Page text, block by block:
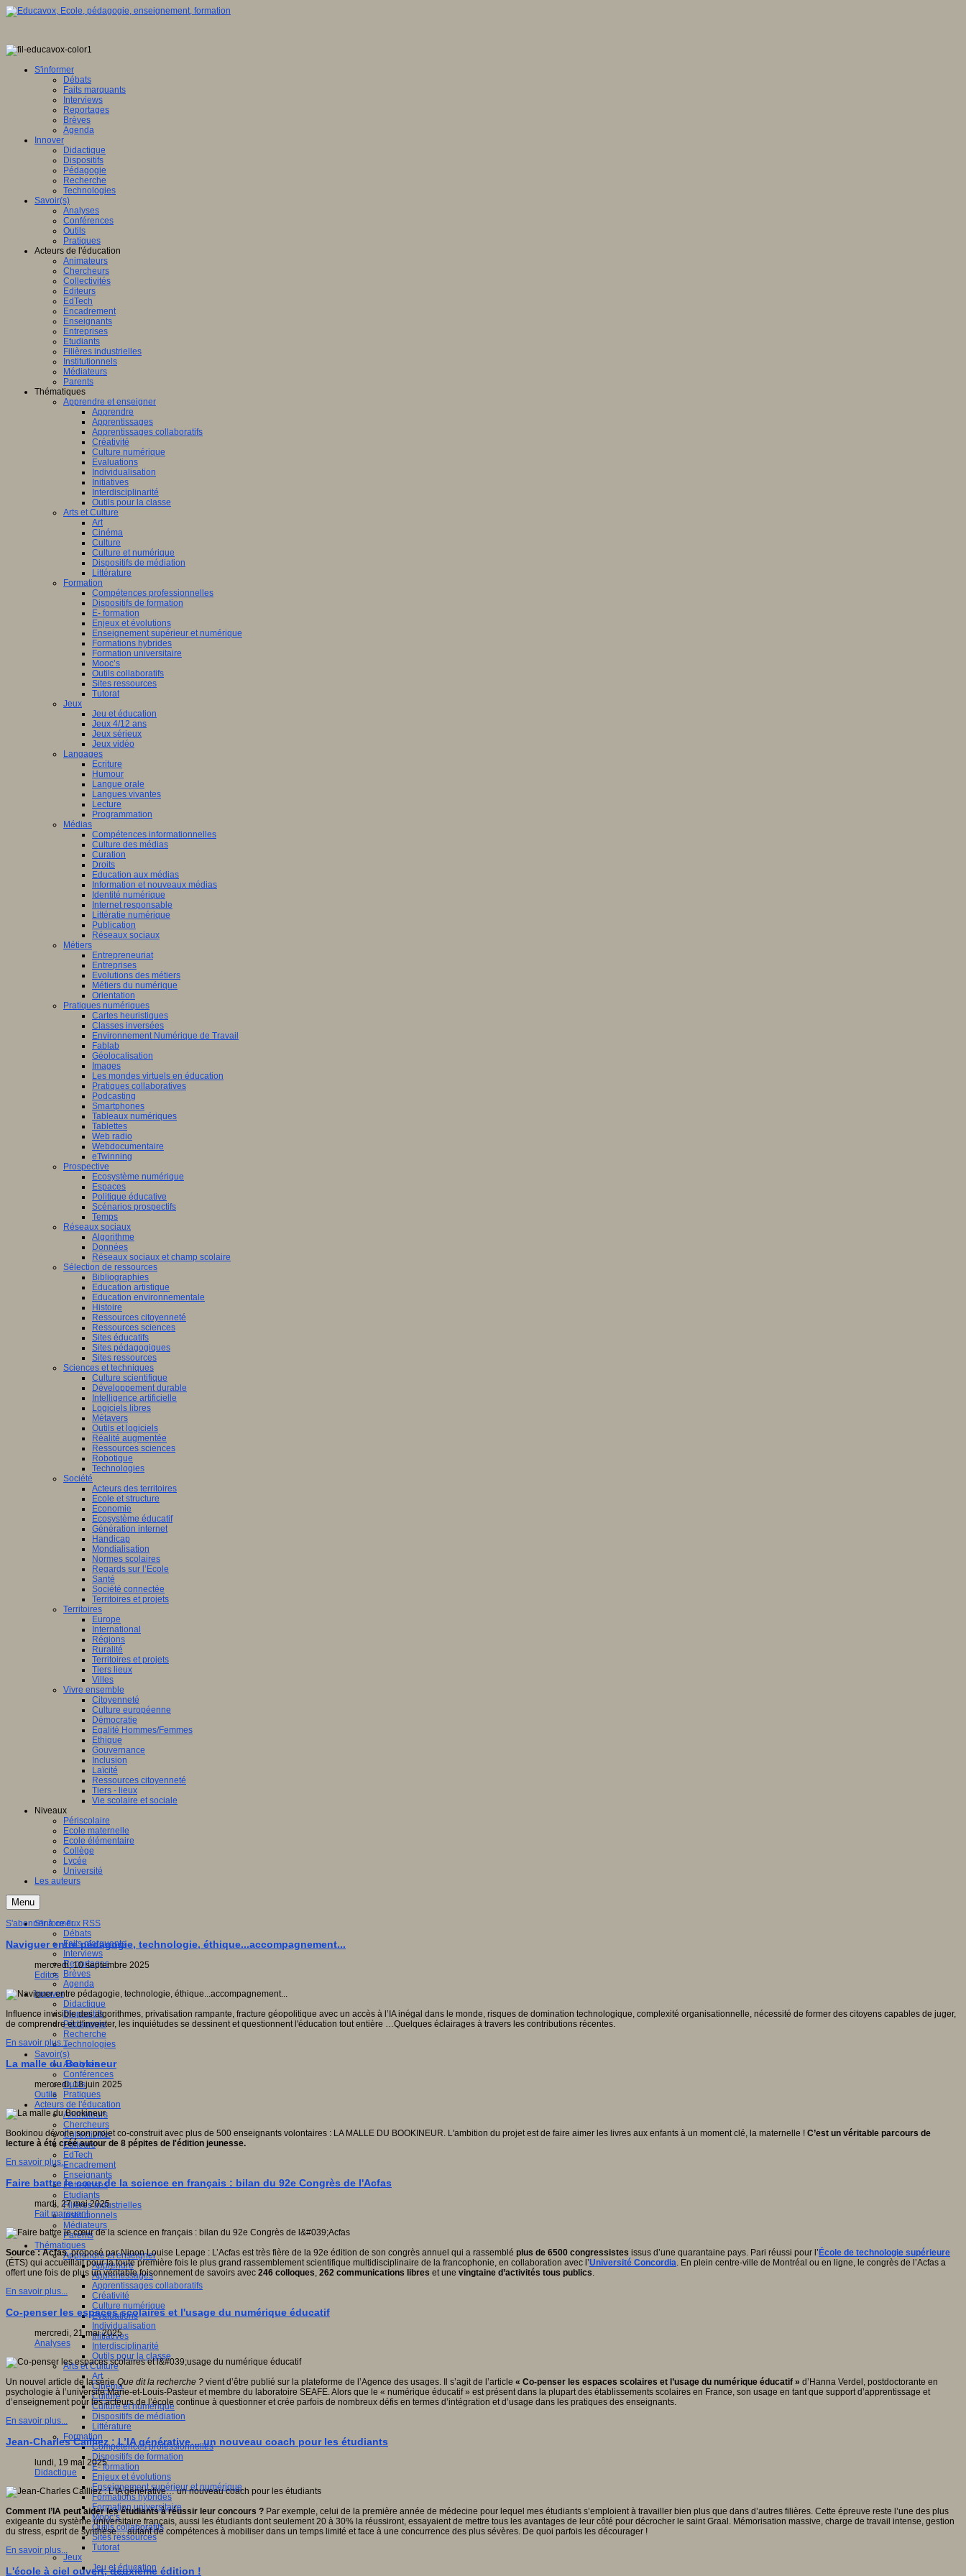
S'informer
Débats
Faits marquants
Interviews
Reportages
Brèves
Agenda
Innover
Didactique
Dispositifs
Pédagogie
Recherche
Technologies
Savoir(s)
Analyses
Conférences
Outils
Pratiques
Acteurs de l'éducation
Animateurs
Chercheurs
Collectivités
Editeurs
EdTech
Encadrement
Enseignants
Entreprises
Etudiants
Filières industrielles
Institutionnels
Médiateurs
Parents
Thématiques
Apprendre et enseigner
Apprendre
Apprentissages
Apprentissages collaboratifs
Créativité
Culture numérique
Evaluations
Individualisation
Initiatives
Interdisciplinarité
Outils pour la classe
Arts et Culture
Art
Cinéma
Culture
Culture et numérique
Dispositifs de médiation
Littérature
Formation
Compétences professionnelles
Dispositifs de formation
E- formation
Enjeux et évolutions
Enseignement supérieur et numérique
Formations hybrides
Formation universitaire
Mooc’s
Outils collaboratifs
Sites ressources
Tutorat
Jeux
Jeu et éducation
Jeux 4/12 ans
Jeux sérieux
Jeux vidéo
Langages
Ecriture
Humour
Langue orale
Langues vivantes
Lecture
Programmation
Médias
Compétences informationnelles
Culture des médias
Curation
Droits
Education aux médias
Information et nouveaux médias
Identité numérique
Internet responsable
Littératie numérique
Publication
Réseaux sociaux
Métiers
Entrepreneuriat
Entreprises
Evolutions des métiers
Métiers du numérique
Orientation
Pratiques numériques
Cartes heuristiques
Classes inversées
Environnement Numérique de Travail
Fablab
Géolocalisation
Images
Les mondes virtuels en éducation
Pratiques collaboratives
Podcasting
Smartphones
Tableaux numériques
Tablettes
Web radio
Webdocumentaire
eTwinning
Prospective
Ecosystème numérique
Espaces
Politique éducative
Scénarios prospectifs
Temps
Réseaux sociaux
Algorithme
Données
Réseaux sociaux et champ scolaire
Sélection de ressources
Bibliographies
Education artistique
Education environnementale
Histoire
Ressources citoyenneté
Ressources sciences
Sites éducatifs
Sites pédagogiques
Sites ressources
Sciences et techniques
Culture scientifique
Développement durable
Intelligence artificielle
Logiciels libres
Métavers
Outils et logiciels
Réalité augmentée
Ressources sciences
Robotique
Technologies
Société
Acteurs des territoires
Ecole et structure
Economie
Ecosystème éducatif
Génération internet
Handicap
Mondialisation
Normes scolaires
Regards sur l’Ecole
Santé
Société connectée
Territoires et projets
Territoires
Europe
International
Régions
Ruralité
Territoires et projets
Tiers lieux
Villes
Vivre ensemble
Citoyenneté
Culture européenne
Démocratie
Egalité Hommes/Femmes
Ethique
Gouvernance
Inclusion
Laïcité
Ressources citoyenneté
Tiers - lieux
Vie scolaire et sociale
Niveaux
Périscolaire
Ecole maternelle
Ecole élémentaire
Collège
Lycée
Université
Les auteurs
Menu
S'informer
Débats
Faits marquants
Interviews
Reportages
Brèves
Agenda
Innover
Didactique
Dispositifs
Pédagogie
Recherche
Technologies
Savoir(s)
Analyses
Conférences
Outils
Pratiques
Acteurs de l'éducation
Animateurs
Chercheurs
Collectivités
Editeurs
EdTech
Encadrement
Enseignants
Entreprises
Etudiants
Filières industrielles
Institutionnels
Médiateurs
Parents
Thématiques
Apprendre et enseigner
Apprendre
Apprentissages
Apprentissages collaboratifs
Créativité
Culture numérique
Evaluations
Individualisation
Initiatives
Interdisciplinarité
Outils pour la classe
Arts et Culture
Art
Cinéma
Culture
Culture et numérique
Dispositifs de médiation
Littérature
Formation
Compétences professionnelles
Dispositifs de formation
E- formation
Enjeux et évolutions
Enseignement supérieur et numérique
Formations hybrides
Formation universitaire
Mooc’s
Outils collaboratifs
Sites ressources
Tutorat
Jeux
Jeu et éducation
S'abonner à ce flux RSS
Naviguer entre pédagogie, technologie, éthique...accompagnement...
mercredi, 10 septembre 2025
Editos
Influence invisible des algorithmes, privatisation rampante, fracture géopolitique avec un accès à l’IA inégal dans le monde, risques de domination technologique, complexité organisationnelle, nécessité de former des citoyens capables de juger,
de comprendre et d'inventer, les inquiétudes se dessinent et questionnent l'éducation tout entière …Quelques éclairages à travers les contributions récentes.
En savoir plus...
La malle du Bookineur
mercredi, 18 juin 2025
Outils
Bookinou dévoile son projet co-construit avec plus de 500 enseignants volontaires : LA MALLE DU BOOKINEUR. L'ambition du projet est de faire aimer les livres aux enfants à un moment clé, la maternelle ! C’est un véritable parcours de
lecture à été créé autour de 8 pépites de l'édition jeunesse.
En savoir plus...
Faire battre le cœur de la science en français : bilan du 92e Congrès de l'Acfas
mardi, 27 mai 2025
Fait marquant
Source : Acfas, proposé par Ninon Louise Lepage : L’Acfas est très fière de la 92e édition de son congrès annuel qui a rassemblé plus de 6500 congressistes issus d’une quarantaine pays. Pari réussi pour l’ École de technologie supérieure
(ÉTS) qui accueillait pour la toute première fois le plus grand rassemblement scientifique multidisciplinaire de la francophonie, en collaboration avec l’Université Concordia. En plein centre-ville de Montréal ou en ligne, le congrès de l’Acfas a
offert une fois de plus un véritable foisonnement de savoirs avec 246 colloques, 262 communications libres et une vingtaine d’activités tous publics.
En savoir plus...
Co-penser les espaces scolaires et l'usage du numérique éducatif
mercredi, 21 mai 2025
Analyses
Un nouvel article de la sérieQue dit la recherche ? vient d’être publié sur la plateforme de l’Agence des usages. Il s’agit de l’article « Co-penser les espaces scolaires et l’usage du numérique éducatif » d’Hanna Verdel, postdoctorante en
psychologie à l’université Marie-et-Louis-Pasteur et membre du laboratoire SEAFE. Alors que le « numérique éducatif » est présent dans la plupart des établissements scolaires en France, son usage en tant que support d’apprentissage et
d’enseignement pour les acteurs de l’école continue à questionner et crée parfois de nombreux défis en termes d’intégration et d’usage dans les pratiques des enseignants.
En savoir plus...
Jean-Charles Cailliez : L’IA générative… un nouveau coach pour les étudiants
lundi, 19 mai 2025
Didactique
Comment l’IA peut aider les étudiants à réussir leur concours ? Par exemple, celui de la première année de médecine pour lequel mes étudiants s’emploient à travailler bien plus que dans d’autres filières. Cette épreuve reste l’une des plus
exigeante du système universitaire français, aussi les étudiants dont seulement 20 à 30% la réussiront, essayaient de mettre tous les avantages de leur côté pour décrocher le saint Graal. Mémorisation massive, charge de travail intense, gestion
du stress, esprit de synthèse… autant de compétences à mobiliser dans un temps limité et face à une concurrence des plus sévères. De quoi parfois les décourager !
En savoir plus...
L'école à ciel ouvert, deuxième édition !